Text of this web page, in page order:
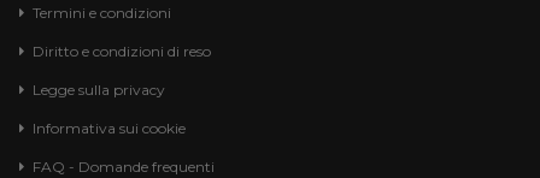
Termini e condizioni
Diritto e condizioni di reso
Legge sulla privacy
Informativa sui cookie
FAQ - Domande frequenti